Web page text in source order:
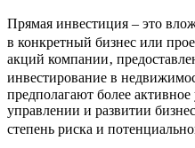
Прямая инвестиция – это
в конкретный бизнес или
акций компании‚
инвестирование в
предполагают более активное
управлении и развитии
степень риска и